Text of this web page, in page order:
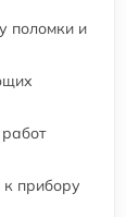
поломки и
прибору